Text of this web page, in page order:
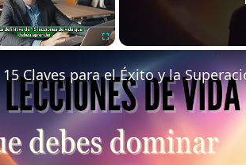
15 Claves para el Éxito y la